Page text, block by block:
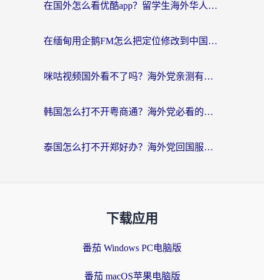
在国外怎么看优酷app？留学生海外华人必看的无限制追剧指南
在缅甸用企鹅FM怎么把定位修改到中国国内？海外党解决地域限制的实用指南
咪咕视频国外看不了吗？海外党亲测有效的回国加速解决方案
韩国怎么打不开粤商通？海外党必看的回国加速器选择指南（附加拿大农行俄罗斯有缘网解决方案）
泰国怎么打不开郑好办？海外党回国服务+影音追剧全搞定的实用指南
下载应用
番茄 Windows PC电脑版
番茄 macOS苹果电脑版